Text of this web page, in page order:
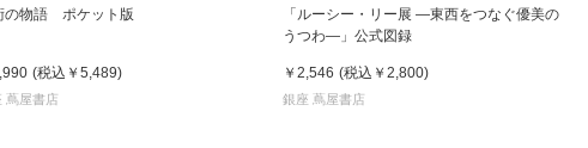
の物語 ポケット版
(税込 ￥5,489)
蔦屋書店
「ルーシー・リー展 ―東西をつなぐ優美の
うつわ―」公式図録
￥2,546 (税込 ￥2,800)
銀座 蔦屋書店